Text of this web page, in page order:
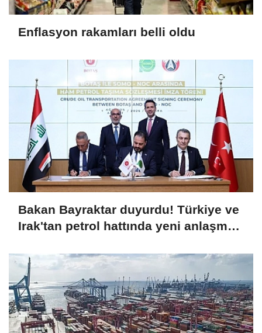
Enflasyon rakamları belli oldu
Bakan Bayraktar duyurdu! Türkiye ve
Irak'tan petrol hattında yeni anlaşma